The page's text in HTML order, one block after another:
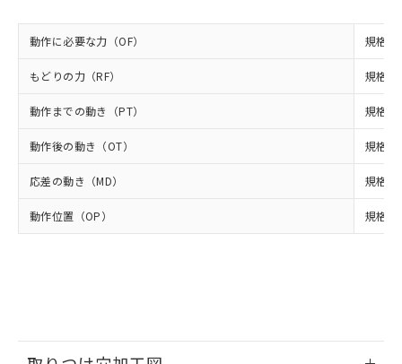
動作に必要な力（OF） 規格値
もどりの力（RF） 規格値
動作までの動き（PT） 規格
動作後の動き（OT） 規格
応差の動き（MD） 規格
動作位置（OP） 規格
事前の承諾なく第三者に漏洩または開
示しないようお願いします。
ビス）をご利用いただくには、I-Web
メンバーズにご登録されている必要が
あります。
お客様が当ウェブサイト上で当社にご
および当社の共同利用者が、当社の製
引・商談に必要な範囲で利用すること
をご了承ください。
※2 対応予定月
月が前後することがあります。
※3 非含有証明書ダウンロード
下記の非含有証明書をダウンロードするこ
とができます。
また、RoHS指令のフタル酸エステル類４
物質の対応では、対応完了までの期間は出
「ｅ」：有害物質（10物質）のすべてが基
準値以下であることを示します。
質が外部に漏えいし、環境に深刻な影響を
「－」：未確認です。当社販売部門へお問
場合は、上記1、2および3の内容を当
該第三者に通知します。また当社は、
法に輸出するおそれがある場合は、取
認ください)
空
白